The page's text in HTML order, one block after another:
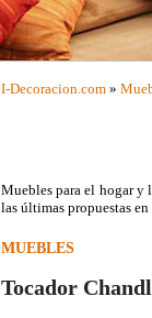
I-Decoracion.com »
Muebles para el hogar y
las últimas propuestas
MUEBLES
Tocador